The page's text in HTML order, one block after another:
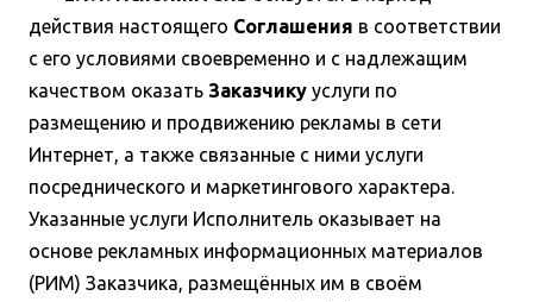
действия настоящего Соглашения в соответствии
с его условиями своевременно и с надлежащим
качеством оказать Заказчику услуги по
размещению и продвижению рекламы в сети
Интернет, а также связанные с ними услуги
посреднического и маркетингового характера.
Указанные услуги Исполнитель оказывает на
основе рекламных информационных материалов
(РИМ) Заказчика, размещённых им в своём